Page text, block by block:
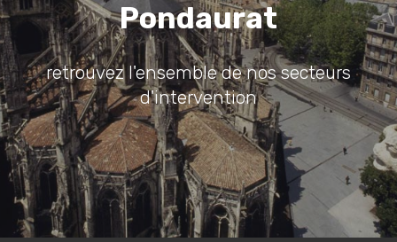
Pondaurat
retrouvez l'ensemble de nos secteurs
d'intervention